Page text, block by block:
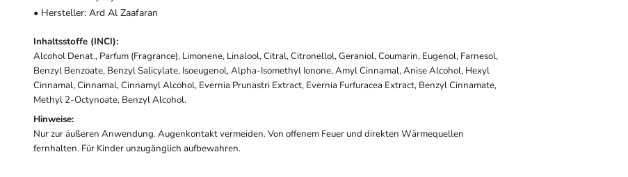
• Hersteller: Ard Al Zaafaran
Inhaltsstoffe (INCI):
Alcohol Denat., Parfum (Fragrance), Limonene, Linalool, Citral, Citronellol, Geraniol, Coumarin, Eugenol, Farnesol,
Benzyl Benzoate, Benzyl Salicylate, Isoeugenol, Alpha-Isomethyl Ionone, Amyl Cinnamal, Anise Alcohol, Hexyl
Cinnamal, Cinnamal, Cinnamyl Alcohol, Evernia Prunastri Extract, Evernia Furfuracea Extract, Benzyl Cinnamate,
Methyl 2-Octynoate, Benzyl Alcohol.
Hinweise:
Nur zur äußeren Anwendung. Augenkontakt vermeiden. Von offenem Feuer und direkten Wärmequellen
fernhalten. Für Kinder unzugänglich aufbewahren.